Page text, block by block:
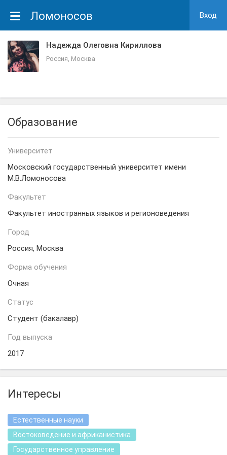
Ломоносов Вход
Надежда Олеговна Кириллова
Россия, Москва
Образование
Университет
Московский государственный университет имени
М.В.Ломоносова
Факультет
Факультет иностранных языков и регионоведения
Город
Россия, Москва
Форма обучения
Очная
Статус
Студент (бакалавр)
Год выпуска
2017
Интересы
Естественные науки
Востоковедение и африканистика
Государственное управление